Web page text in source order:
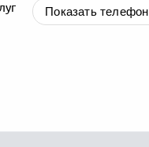
Показать телефон